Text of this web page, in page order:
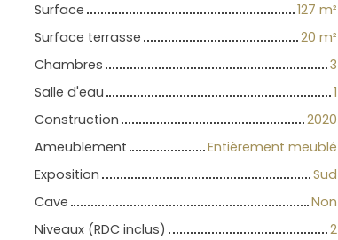
Surface 127 m²
Surface terrasse 20 m²
Chambres
3
Salle d'eau
1
Construction
2020
Ameublement
Entièrement meublé
Exposition
Sud
Cave
Non
Niveaux (RDC inclus)
2